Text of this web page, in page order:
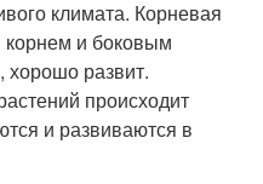
климата. Корневая
и боковым
хорошо развит.
происходит
и развиваются в